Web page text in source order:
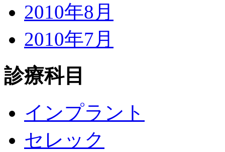
2010年8月
2010年7月
診療科目
インプラント
セレック